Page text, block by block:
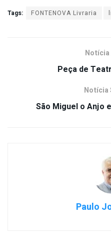
Tags: FONTENOVA Livraria
Peça de
Notícia
São Miguel o Anjo
Paulo